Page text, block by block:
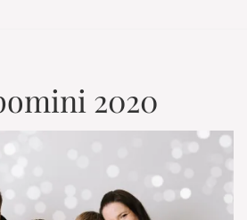
2020